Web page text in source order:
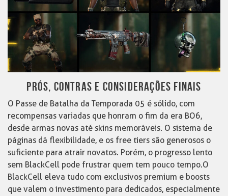
PRÓS, CONTRAS E CONSIDERAÇÕES FINAIS
O Passe de Batalha da Temporada 05 é sólido, com
recompensas variadas que honram o fim da era BO6,
desde armas novas até skins memoráveis. O sistema de
páginas dá flexibilidade, e os free tiers são generosos o
suficiente para atrair novatos. Porém, o progresso lento
sem BlackCell pode frustrar quem tem pouco tempo.O
BlackCell eleva tudo com exclusivos premium e boosts
que valem o investimento para dedicados, especialmente